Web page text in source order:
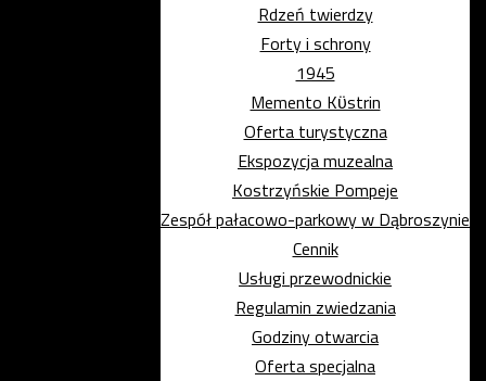
Rdzeń twierdzy
Forty i schrony
1945
Memento Kϋstrin
Oferta turystyczna
Ekspozycja muzealna
Kostrzyńskie Pompeje
Zespół pałacowo-parkowy w Dąbroszynie
Cennik
Usługi przewodnickie
Regulamin zwiedzania
Godziny otwarcia
Oferta specjalna